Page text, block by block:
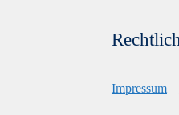
Impressum